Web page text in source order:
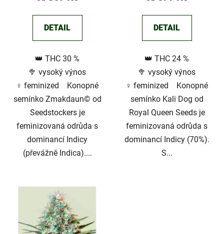
je
4,3
5
hvězdiček.
DETAIL
👑 THC 30 %
🥦 vysoký výnos
♀️ feminized Konopné
semínko Zmakdaun© od
Seedstockers je
feminizovaná odrůda s
dominancí Indicy
(převážně Indica)....
DETAIL
👑 THC 24 %
🥦 vysoký výnos
♀️ feminized Konopné
semínko Kali Dog od
Royal Queen Seeds je
feminizovaná odrůda s
dominancí Indicy (70%).
S...